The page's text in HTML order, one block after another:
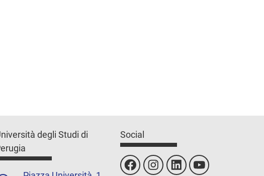
degli Studi di
Social